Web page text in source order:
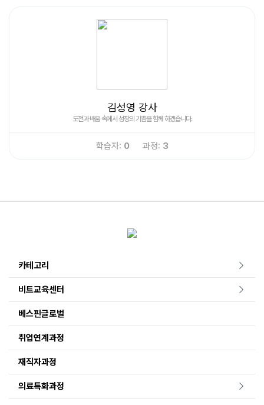
김성영 강사
도전과 배움 속에서 성장의 기쁨을 함께 하겠습니다.
학습자: 0 과정: 3
카테고리
비트교육센터
베스핀글로벌
취업연계과정
재직자과정
의료특화과정